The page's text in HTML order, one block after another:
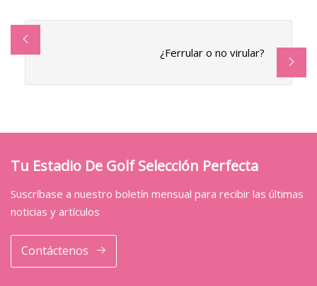
¿Ferrular o no virular?
Tu Estadio De Golf Selección Perfecta
Suscríbase a nuestro boletín mensual para recibir las últimas
noticias y artículos
Contáctenos